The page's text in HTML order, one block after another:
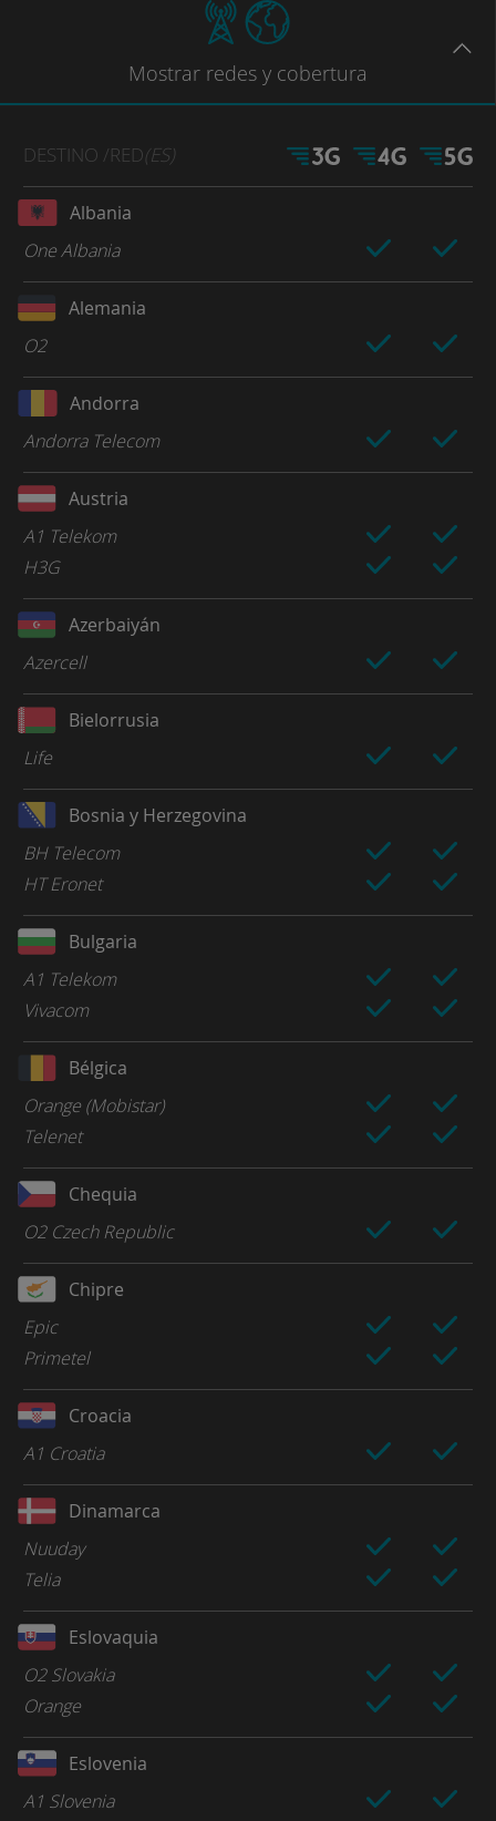
Mostrar redes y cobertura
DESTINO /RED(ES)
Albania
One Albania
Alemania
O2
Andorra
Andorra Telecom
Austria
A1 Telekom
H3G
Azerbaiyán
Azercell
Bielorrusia
Life
Bosnia y Herzegovina
BH Telecom
HT Eronet
Bulgaria
A1 Telekom
Vivacom
Bélgica
Orange (Mobistar)
Telenet
Chequia
O2 Czech Republic
Chipre
Epic
Primetel
Croacia
A1 Croatia
Dinamarca
Nuuday
Telia
Eslovaquia
O2 Slovakia
Orange
Eslovenia
A1 Slovenia